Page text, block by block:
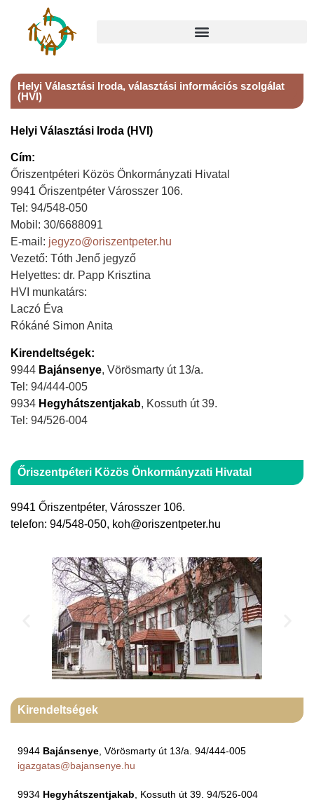
Őriszentpéteri Közös Önkormányzati Hivatal
9941 Őriszentpéter, Városszer 106.
telefon: 94/548-050, koh@oriszentpeter.hu
Kirendeltségek
9944 Bajánsenye , Vörösmarty út 13/a. 94/444-005
igazgatas@bajansenye.hu
9934 Hegyhátszentjakab , Kossuth út 39. 94/526-004
Helyi Választási Iroda, választási információs szolgálat
(HVI)
Helyi Választási Iroda (HVI)
Cím:
Őriszentpéteri Közös Önkormányzati Hivatal
9941 Őriszentpéter Városszer 106.
Tel: 94/548-050
Mobil: 30/6688091
E-mail: jegyzo@oriszentpeter.hu
Vezető: Tóth Jenő jegyző
Helyettes: dr. Papp Krisztina
HVI munkatárs:
Laczó Éva
Rókáné Simon Anita
Kirendeltségek:
9944 Bajánsenye, Vörösmarty út 13/a.
Tel: 94/444-005
9934 Hegyhátszentjakab, Kossuth út 39.
Tel: 94/526-004